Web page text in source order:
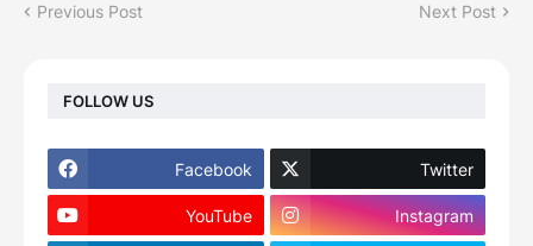
Previous Post Next Post
FOLLOW US
Facebook Twitter
YouTube Instagram